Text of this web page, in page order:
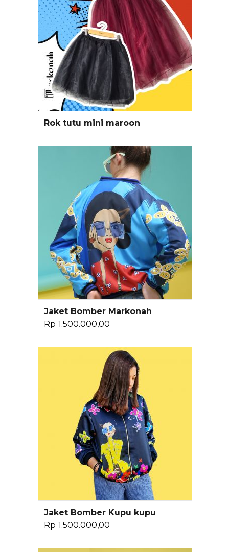
Baca Selengkapnya
Rok tutu mini maroon
Pilih Opsi
Jaket Bomber Markonah
Rp 1.500.000,00
Pilih Opsi
Jaket Bomber Kupu kupu
Rp 1.500.000,00